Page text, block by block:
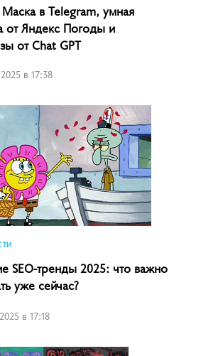
в Telegram, умная
от Яндекс Погоды и
от Chat GPT
в 17:38
SEO-тренды 2025: что важно
уже сейчас?
в 17:18